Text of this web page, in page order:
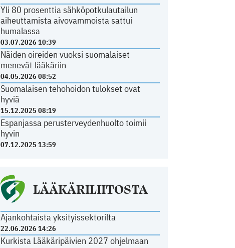
Yli 80 prosenttia sähköpotkulautailun
aiheuttamista aivovammoista sattui
humalassa
03.07.2026 10:39
Näiden oireiden vuoksi suomalaiset
menevät lääkäriin
04.05.2026 08:52
Suomalaisen tehohoidon tulokset ovat
hyviä
15.12.2025 08:19
Espanjassa perusterveydenhuolto toimii
hyvin
07.12.2025 13:59
LÄÄKÄRILIITOSTA
Ajankohtaista yksityissektorilta
22.06.2026 14:26
Kurkista Lääkäripäivien 2027 ohjelmaan